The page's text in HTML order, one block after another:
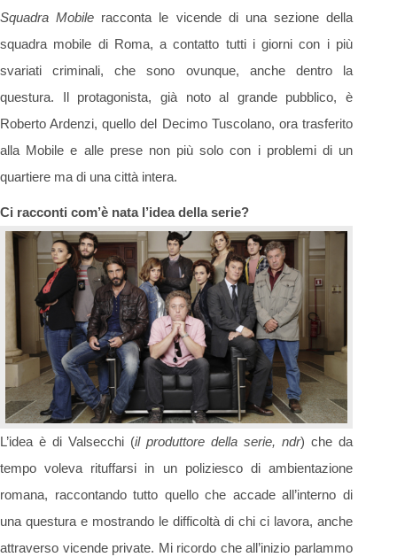
Squadra Mobile racconta le vicende di una sezione della
squadra mobile di Roma, a contatto tutti i giorni con i più
svariati criminali, che sono ovunque, anche dentro la
questura. Il protagonista, già noto al grande pubblico, è
Roberto Ardenzi, quello del Decimo Tuscolano, ora trasferito
alla Mobile e alle prese non più solo con i problemi di un
quartiere ma di una città intera.
Ci racconti com’è nata l’idea della serie?
L’idea è di Valsecchi (il produttore della serie, ndr) che da
tempo voleva rituffarsi in un poliziesco di ambientazione
romana, raccontando tutto quello che accade all’interno di
una questura e mostrando le difficoltà di chi ci lavora, anche
attraverso vicende private. Mi ricordo che all’inizio parlammo